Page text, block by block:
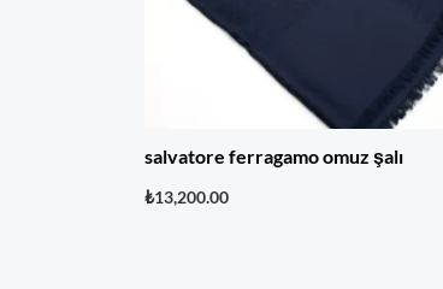
salvatore ferragamo omuz şalı
₺13,200.00